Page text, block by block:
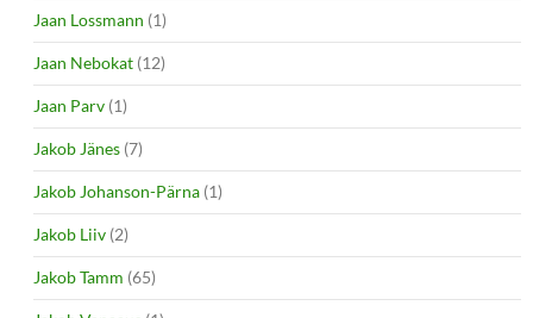
Jaan Lossmann (1)
Jaan Nebokat (12)
Jaan Parv (1)
Jakob Jänes (7)
Jakob Johanson-Pärna (1)
Jakob Liiv (2)
Jakob Tamm (65)